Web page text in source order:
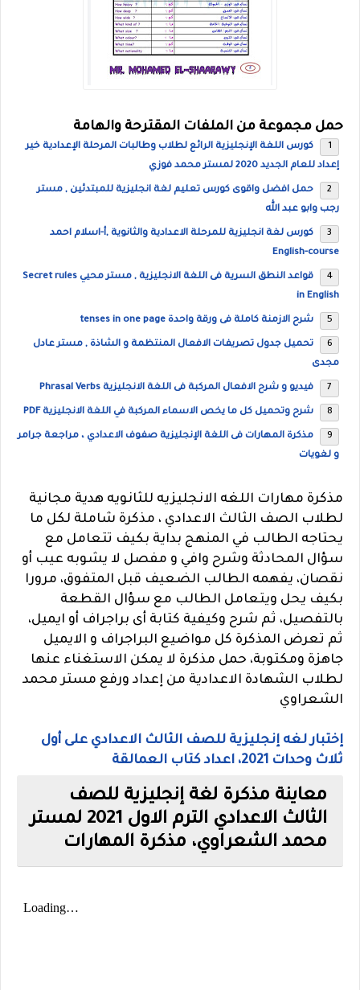
حمل مجموعة من الملفات المقترحة والهامة
كورس اللغة الإنجليزية الرائع لطلاب وطالبات المرحلة الإعدادية خير
إعداد للعام الجديد 2020 لمستر محمد فوزي
حمل افضل واقوى كورس تعليم لغة انجليزية للمبتدئين , مستر
رجب وابو عبد الله
كورس لغة انجليزية للمرحلة الاعدادية والثانوية ,أ-اسلام احمد
English-course
قواعد النطق السرية فى اللغة الانجليزية , مستر محيي Secret rules
in English
شرح الازمنة كاملة فى ورقة واحدة tenses in one page
تحميل جدول تصريفات الافعال المنتظمة و الشاذة , مستر عادل
مجدى
فيديو و شرح الافعال المركبة فى اللغة الانجليزية Phrasal Verbs
شرح وتحميل كل ما يخص الاسماء المركبة في اللغة الانجليزية PDF
مذكرة المهارات فى اللغة الإنجليزية صفوف الاعدادي ، مراجعة جرامر
و لغويات
مذكرة مهارات اللغه الانجليزيه للثانويه هدية مجانية
لطلاب الصف الثالث الاعدادي ، مذكرة شاملة لكل ما
يحتاجه الطالب في المنهج بداية بكيف تتعامل مع
سؤال المحادثة وشرح وافي و مفصل لا يشوبه عيب أو
نقصان، يفهمه الطالب الضعيف قبل المتفوق، مرورا
بكيف يحل ويتعامل الطالب مع سؤال القطعة
بالتفصيل، ثم شرح وكيفية كتابة أى براجراف أو ايميل،
ثم تعرض المذكرة كل مواضيع البراجراف و الايميل
جاهزة ومكتوبة، حمل مذكرة لا يمكن الاستغناء عنها
لطلاب الشهادة الاعدادية من إعداد ورفع مستر محمد
الشعراوي
إختبار لغه إنجليزية للصف الثالث الاعدادي على أول
ثلاث وحدات 2021، اعداد كتاب العمالقة
معاينة مذكرة لغة إنجليزية للصف
الثالث الاعدادي الترم الاول 2021 لمستر
محمد الشعراوي، مذكرة المهارات